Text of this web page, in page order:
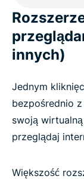
innych)
Jednym
bezpośrednio
swoją
przeglądaj
Większość